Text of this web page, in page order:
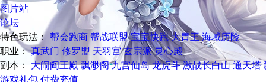
图片站
论坛
特色玩法： 帮会跑商 帮战联盟 宝宝快跑 大胃王 海域历险
职业： 真武门 修罗盟 天羽宫 玄宗派 灵心殿
副本：
大闹阎王殿 飘渺阁 九宫仙岛 龙虎斗 激战长白山 通天塔
游戏礼包 付费充值